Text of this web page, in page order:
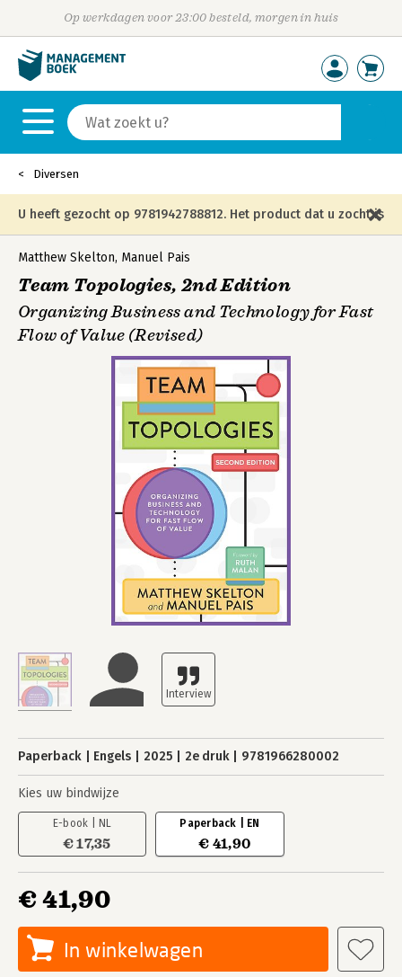
Op werkdagen voor 23:00 besteld, morgen in huis
Diversen
U heeft gezocht op 9781942788812. Het product dat u zocht is
niet meer in die editie leverbaar en is vervangen door de
onderstaande editie.
Matthew Skelton, Manuel Pais
Team Topologies, 2nd Edition
Organizing Business and Technology for Fast
Flow of Value (Revised)
Paperback Engels 2025 2e druk 9781966280002
Kies uw bindwijze
E-book | NL
€ 17,35
Paperback | EN
€ 41,90
€ 41,90
In winkelwagen